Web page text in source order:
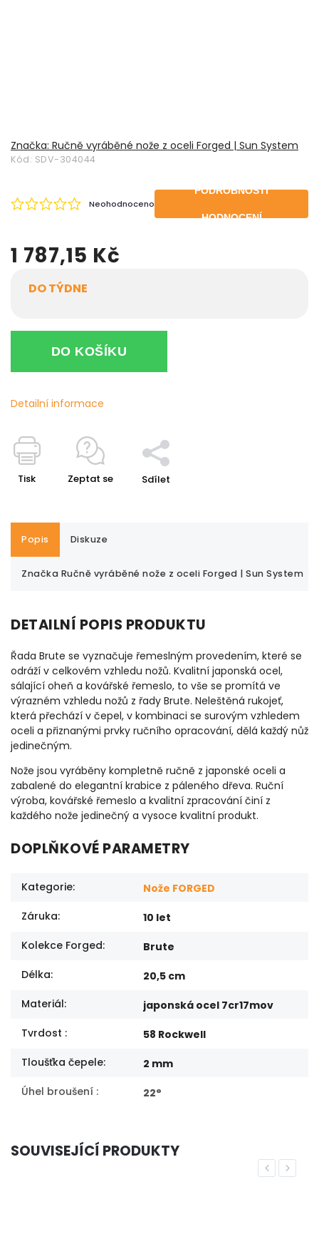
Značka: Ručně vyráběné nože z oceli Forged | Sun System
Kód: SDV-304044
Neohodnoceno
PODROBNOSTI
HODNOCENÍ
1 787,15 Kč
DO TÝDNE
DO KOŠÍKU
Detailní informace
Tisk Zeptat se Sdílet
Popis Diskuze
Značka Ručně vyráběné nože z oceli Forged | Sun System
DETAILNÍ POPIS PRODUKTU
Řada Brute se vyznačuje řemeslným provedením, které se
odráží v celkovém vzhledu nožů. Kvalitní japonská ocel,
sálající oheň a kovářské řemeslo, to vše se promítá ve
výrazném vzhledu nožů z řady Brute. Neleštěná rukojeť,
která přechází v čepel, v kombinaci se surovým vzhledem
oceli a přiznanými prvky ručního opracování, dělá každý nůž
jedinečným.
Nože jsou vyráběny kompletně ručně z japonské oceli a
zabalené do elegantní krabice z páleného dřeva. Ruční
výroba, kovářské řemeslo a kvalitní zpracování činí z
každého nože jedinečný a vysoce kvalitní produkt.
DOPLŇKOVÉ PARAMETRY
Kategorie:
Nože FORGED
Záruka:
10 let
Kolekce Forged:
Brute
Délka:
20,5 cm
Materiál:
japonská ocel 7cr17mov
Tvrdost :
58 Rockwell
Tloušťka čepele:
2 mm
Úhel broušení : 22°
SOUVISEJÍCÍ PRODUKTY
Previous
Next